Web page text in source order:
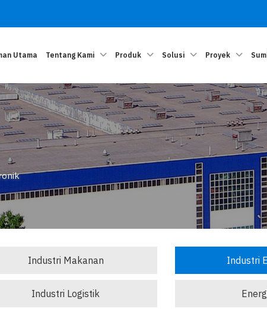
Utama Tentang Kami Produk Solusi Proyek
Industri Makanan Industri
Industri Logistik